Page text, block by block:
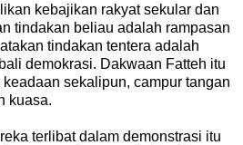
kebajikan rakyat sekular dan
tindakan beliau adalah rampasan
tindakan tentera adalah
demokrasi. Dakwaan Fatteh itu
sekalipun, campur tangan
kuasa.
terlibat dalam demonstrasi itu